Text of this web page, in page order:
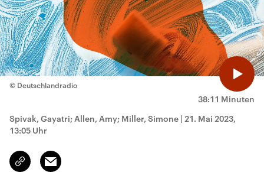
38:11 Minuten
© Deutschlandradio
Spivak, Gayatri; Allen, Amy; Miller, Simone | 21. Mai 2023,
13:05 Uhr
Link
kopieren/teilen
Email